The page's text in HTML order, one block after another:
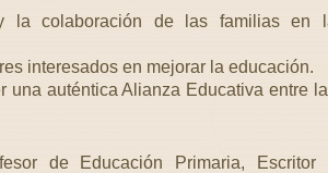
la colaboración de las familias en
interesados en mejorar la educación.
una auténtica Alianza Educativa entre
de Educación Primaria, Escritor